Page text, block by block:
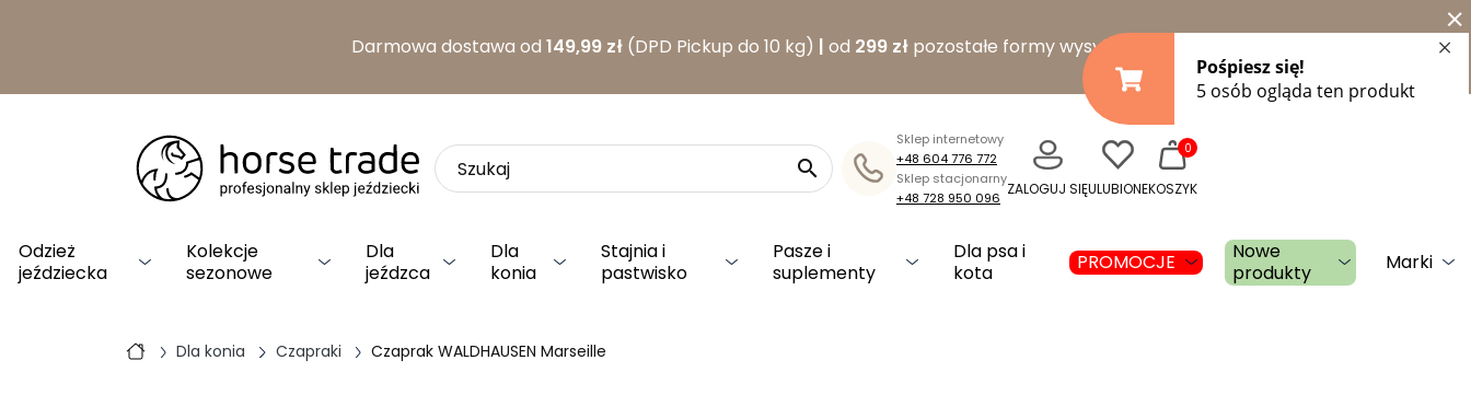
Darmowa dostawa od 149,99 zł (DPD Pickup do 10 kg) | od 299 zł pozostałe formy wysyłki
×

Sklep internetowy
+48 604 776 772
Sklep stacjonarny
+48 728 950 096 ZALOGUJ SIĘULUBIONE
0
KOSZYK
Odzież
jeździecka
Kolekcje
sezonowe
Dla
jeźdzca
Dla
konia
Stajnia i
pastwisko
Pasze i
suplementy
Dla psa i
kota
PROMOCJE
Nowe
produkty
Marki
Dla konia Czapraki Czaprak WALDHAUSEN Marseille